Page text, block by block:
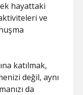
hayattaki
ve
katılmak,
değil, aynı
da